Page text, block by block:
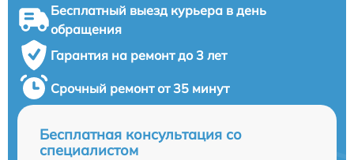
Бесплатный выезд курьера в день
обращения
Гарантия на ремонт до 3 лет
Срочный ремонт от 35 минут
Бесплатная консультация со
специалистом